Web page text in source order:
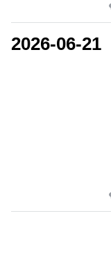
2026-06-21